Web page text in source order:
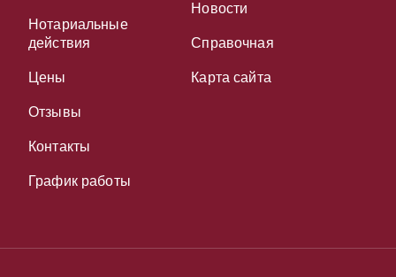
Нотариальные
действия
Цены
Отзывы
Контакты
График работы
Новости
Справочная
Карта сайта